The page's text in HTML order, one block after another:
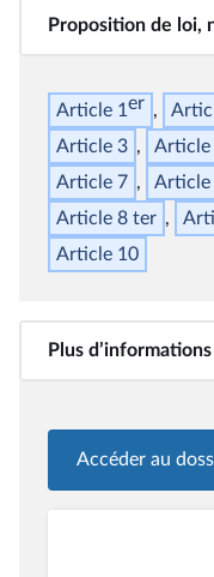
Proposition de loi,
<b>Proposition
Article 1er
Article 3
Article
Article 7
Article
Article 8 ter
Article 10
Plus d’informations
Accéder au